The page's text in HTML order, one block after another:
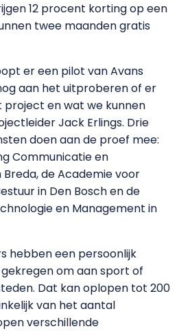
12 procent korting op een
twee maanden gratis
er een pilot van Avans
aan het uitproberen of er
project en wat we kunnen
Jack Erlings. Drie
doen aan de proef mee:
Communicatie en
de Academie voor
in Den Bosch en de
en Management in
hebben een persoonlijk
om aan sport of
Dat kan oplopen tot 200
van het aantal
verschillende